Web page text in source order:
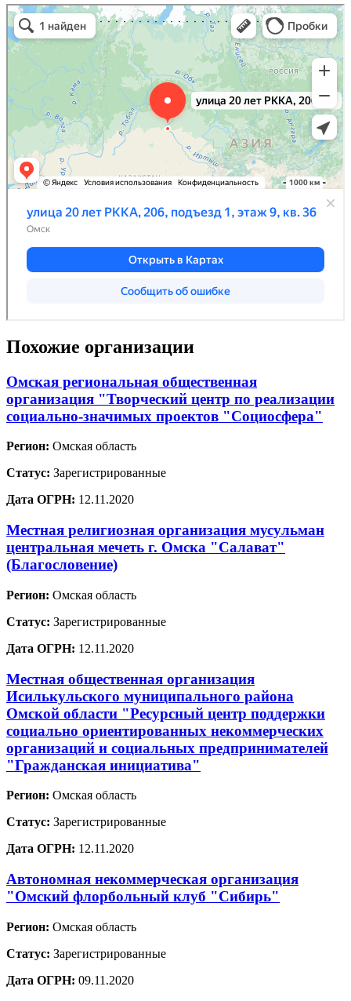
Похожие организации
Омская региональная общественная
организация "Творческий центр по реализации
социально-значимых проектов "Социосфера"
Регион: Омская область
Статус: Зарегистрированные
Дата ОГРН: 12.11.2020
Местная религиозная организация мусульман
центральная мечеть г. Омска "Салават"
(Благословение)
Регион: Омская область
Статус: Зарегистрированные
Дата ОГРН: 12.11.2020
Местная общественная организация
Исилькульского муниципального района
Омской области "Ресурсный центр поддержки
социально ориентированных некоммерческих
организаций и социальных предпринимателей
"Гражданская инициатива"
Регион: Омская область
Статус: Зарегистрированные
Дата ОГРН: 12.11.2020
Автономная некоммерческая организация
"Омский флорбольный клуб "Сибирь"
Регион: Омская область
Статус: Зарегистрированные
Дата ОГРН: 09.11.2020